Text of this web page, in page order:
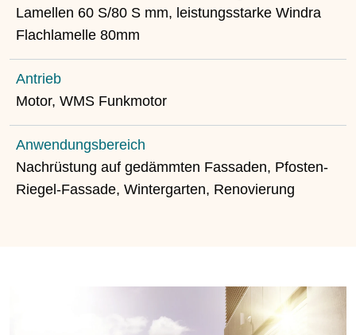
Lamellen 60 S/80 S mm, leistungsstarke Windra
Flachlamelle 80mm
Antrieb
Motor, WMS Funkmotor
Anwendungsbereich
Nachrüstung auf gedämmten Fassaden, Pfosten-
Riegel-Fassade, Wintergarten, Renovierung